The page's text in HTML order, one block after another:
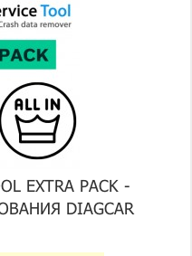
EXTRA PACK -
DIAGCAR